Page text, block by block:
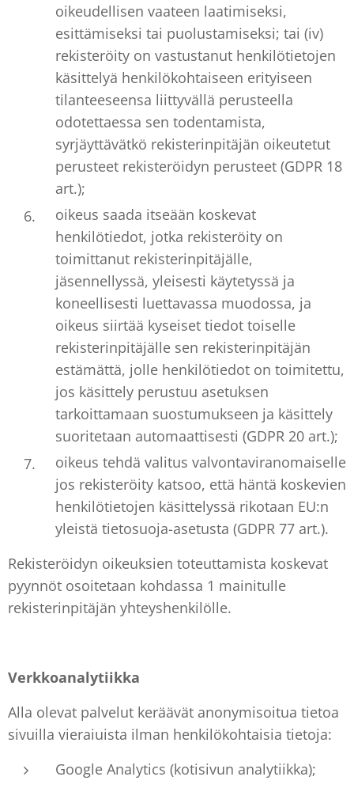
oikeudellisen vaateen laatimiseksi,
esittämiseksi tai puolustamiseksi; tai (iv)
rekisteröity on vastustanut henkilötietojen
käsittelyä henkilökohtaiseen erityiseen
tilanteeseensa liittyvällä perusteella
odotettaessa sen todentamista,
syrjäyttävätkö rekisterinpitäjän oikeutetut
perusteet rekisteröidyn perusteet (GDPR 18
art.);
oikeus saada itseään koskevat
henkilötiedot, jotka rekisteröity on
toimittanut rekisterinpitäjälle,
jäsennellyssä, yleisesti käytetyssä ja
koneellisesti luettavassa muodossa, ja
oikeus siirtää kyseiset tiedot toiselle
rekisterinpitäjälle sen rekisterinpitäjän
estämättä, jolle henkilötiedot on toimitettu,
jos käsittely perustuu asetuksen
tarkoittamaan suostumukseen ja käsittely
suoritetaan automaattisesti (GDPR 20 art.);
oikeus tehdä valitus valvontaviranomaiselle
jos rekisteröity katsoo, että häntä koskevien
henkilötietojen käsittelyssä rikotaan EU:n
yleistä tietosuoja-asetusta (GDPR 77 art.).
Rekisteröidyn oikeuksien toteuttamista koskevat
pyynnöt osoitetaan kohdassa 1 mainitulle
rekisterinpitäjän yhteyshenkilölle.
Verkkoanalytiikka
Alla olevat palvelut keräävät anonymisoitua tietoa
sivuilla vieraiuista ilman henkilökohtaisia tietoja:
Google Analytics (kotisivun analytiikka);